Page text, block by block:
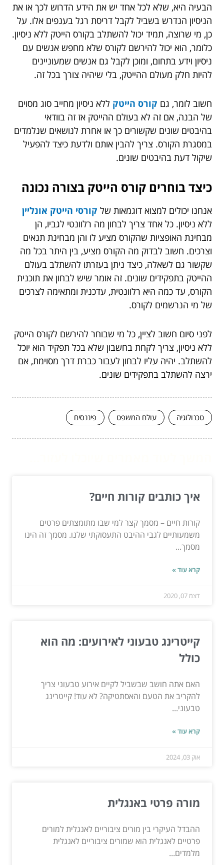
הבעיה היא, שלא לכל אחד יש את הידע הדרוש לכך או את
הניסיון הנדרש בשביל לקבל דריסת רגל בענפים אלו. על
כן, מי שרוצה, תמיד יכול להשתלב בקורס הייטק ללא ניסיון.
כלומר, הוא יכול להירשם לקורס שלא מחפש אנשים עם
ניסיון וידע בתחום, ומוכן לקבל גם אנשים שמעוניינים
להיות חלק מעולם ההייטק, בלי שיהיה צורך בכל זה.
חשוב לומר, גם קורס הייטק ללא ניסיון מחייב סוג מסוים
של הבנה, אם זה לא בעולם ההייטק אז זה בוודאי
בהיבטים שונים שקשורים כך או אחרת לנושאים שנלמדים
במסגרת הקורס. צריך להבין אותם ולדעת כיצד להפעיל
שיקול דעת בהיבטים שונים.
כיצד בוחרים קורס הייטק בצורה נכונה
אנחנו יכולים למצוא דוגמאות של קורסי הייטק אונליין
ללא ניסיון. כל אחד צריך לבחון מה רלוונטי לגביו, הן
מבחינת האופציות שהקורס מציע לו והן מבחינת תנאים
וצרכים. חשוב לבדוק מה הקורס מציע, בין היתר בכל מה
שקשור גם לשאלה, כיצד ניתן בעזרתו להשתלב בעולם
ההייטק בתפקידים שונים. זה אומר שיש לבחון את תוכנית
הקורס, עד כמה היא רלוונטית, עדכנית ומתאימה לצרכים
של מי הנרשמים לקורס.
לפני סיום חשוב לציין, כל מי שבוחר להירשם לקורס הייטק
ללא ניסיון, צריך לקחת בחשבון שלא בכל תפקיד הוא יוכל
להשתלב. יהיה עליו לבחון לעבור כברת דרך מסוימת, אם
ירצה להשתלב בתפקידים שונים.
טכנולוגיה עולם המשפט פיננסים
איך כותבים קורות חיים?
קורות חיים – מסמך קצר למי שבו מתומצתים פרטים
משמעותיים לגבי ההיבט התעסוקתי שלנו. מסמך זה הינו
מסמך...
קרא עוד »
דצמ 07, 2020
קייטרינג טבעוני לאירועים: מה הוא
כולל
האם אתה חושב שבשביל לקיים אירוע טבעוני צריך
להקריב את הטעם והאסתטיקה? לא עוד! קייטרינג
טבעוני...
קרא עוד »
אוק 03, 2024
מורה פרטי באנגלית
ההבדל העיקרי בין מורים ציבוריים לאנגלית למורים
פרטיים לאנגלית הוא שמורים ציבוריים לאנגלית
מלמדים...